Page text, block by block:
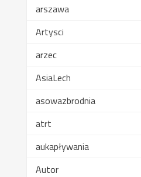
arszawa
Artysci
arzec
AsiaLech
asowazbrodnia
atrt
aukapływania
Autor